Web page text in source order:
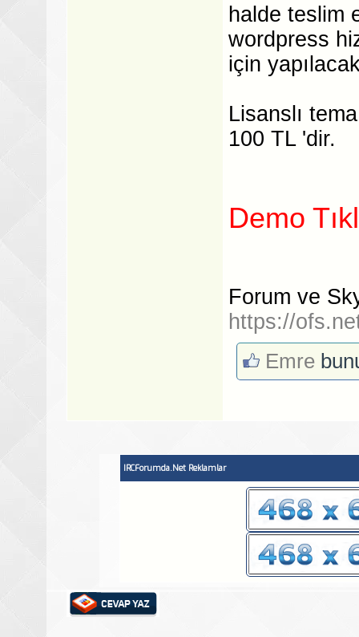
halde teslim
wordpress
için
Lisanslı
100 TL 'dir.
Demo
Forum ve
https://
Emre
IRCForumda.Net Reklamlar